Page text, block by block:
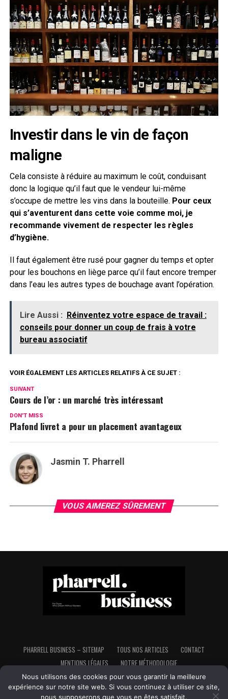
Investir dans le vin de façon
maligne
Cela consiste à réduire au maximum le coût, conduisant
donc la logique qu’il faut que le vendeur lui-même
s’occupe de mettre les vins dans la bouteille. Pour ceux
qui s’aventurent dans cette voie comme moi, je
recommande vivement de respecter les règles
d’hygiène.
Il faut également être rusé pour gagner du temps et opter
pour les bouchons en liège parce qu’il faut encore tremper
dans l’eau les autres types de bouchage avant l’opération.
Lire Aussi : Réinventez votre espace de travail :
conseils pour donner un coup de frais à votre
bureau associatif
VOIR ÉGALEMENT LES ARTICLES RELATIFS À CE SUJET :
SUIVANT
Cours de l’or : un marché très intéressant
DON'T MISS
Plafond livret a pour un placement avantageux
Jasmin T. Pharrell
VOUS AIMEREZ SÛREMENT
PHARRELL BUSINESS – SITEMAP TOUS NOS ARTICLES
CONTACT
MENTIONS LÉGALES
NOTRE MÉTHODOLOGIE
Nous utilisons des cookies pour vous garantir la meilleure
expérience sur notre site web. Si vous continuez à utiliser ce site,
nous supposerons que vous en êtes satisfait.